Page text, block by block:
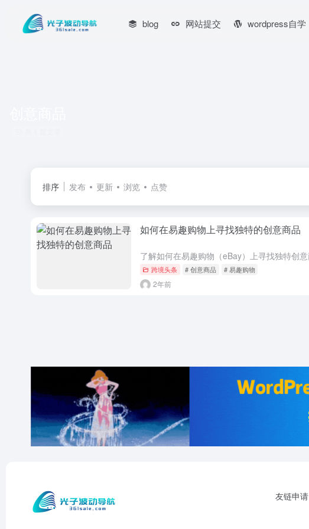
blog 网站提交 wordpress自学
排序 发布 更新 浏览 点赞
如何在易趣购物上寻找独特的创意商品
跨境头条 # 创意商品 # 易趣购物
2年前
友链申请